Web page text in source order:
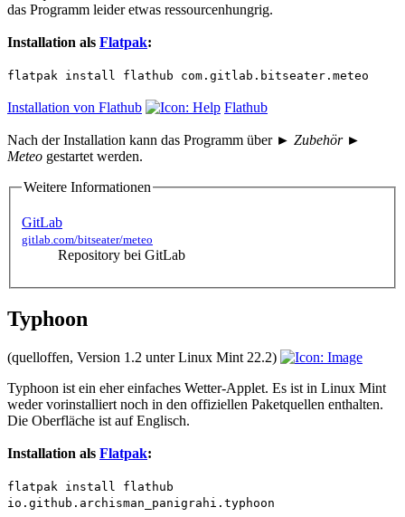
das Programm leider etwas ressourcenhungrig.
Installation als Flatpak:
flatpak install flathub com.gitlab.bitseater.meteo
Installation von Flathub Flathub
Nach der Installation kann das Programm über ► Zubehör ►
Meteo gestartet werden.
Weitere Informationen
GitLab
gitlab.com/bitseater/meteo
Repository bei GitLab
Typhoon
(quelloffen, Version 1.2 unter Linux Mint 22.2)
Typhoon ist ein eher einfaches Wetter-Applet. Es ist in Linux Mint
weder vorinstalliert noch in den offiziellen Paketquellen enthalten.
Die Oberfläche ist auf Englisch.
Installation als Flatpak:
flatpak install flathub
io.github.archisman_panigrahi.typhoon